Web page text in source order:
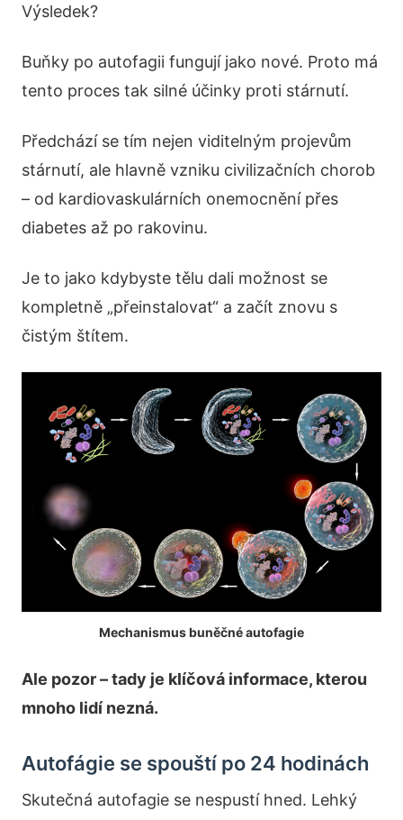
Výsledek?
Buňky po autofagii fungují jako nové. Proto má
tento proces tak silné účinky proti stárnutí.
Předchází se tím nejen viditelným projevům
stárnutí, ale hlavně vzniku civilizačních chorob
– od kardiovaskulárních onemocnění přes
diabetes až po rakovinu.
Je to jako kdybyste tělu dali možnost se
kompletně „přeinstalovat“ a začít znovu s
čistým štítem.
Mechanismus buněčné autofagie
Ale pozor – tady je klíčová informace, kterou
mnoho lidí nezná.
Autofágie se spouští po 24 hodinách
Skutečná autofagie se nespustí hned. Lehký